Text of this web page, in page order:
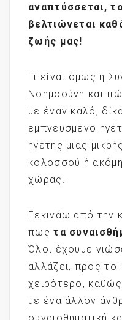
αναπτύσσεται,
βελτιώνεται
ζωής μας!
Τι είναι όμως η
Νοημοσύνη και
με έναν καλό,
εμπνευσμένο
ηγέτης μιας
κολοσσού ή
χώρας.
Ξεκινάω από την
πωςτα
Όλοι έχουμε
αλλάζει, προς το
χειρότερο,
με ένα άλλον
συναισθηματική